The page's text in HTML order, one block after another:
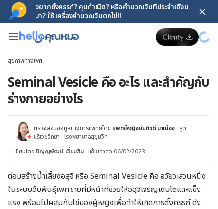
อยากตั้งครรภ์? คุมกำเนิด? หรือคำนวณวันที่ประจำเดือน
มา? ใช้ เครื่องคำนวณวันตกไข่!!
สุขภาพทางเพศ
Seminal Vesicle คือ อะไร และสำคัญกับ
ร่างกายอย่างไร
ตรวจสอบข้อมูลทางการแพทย์โดย แพทย์หญิงนันทิวดี มาเมือง · สูติ
นรีเวชวิทยา ·โรงพยาบาลสุขุมวิท
เขียนโดย ปัญญพัฒน์ เอี่ยมสิน · แก้ไขล่าสุด 06/02/2023
ต่อมสร้างน้ำเลี้ยงอสุจิ หรือ Seminal Vesicle คือ อวัยวะส่วนหนึ่ง
ในระบบสืบพันธุ์เพศชายที่มีหน้าที่ช่วยให้อสุจิเจริญเติบโตและแข็ง
แรง พร้อมไปผสมกับไข่ของผู้หญิงเพื่อทำให้เกิดการตั้งครรภ์ ดัง